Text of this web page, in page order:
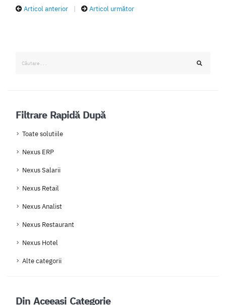
Articol anterior | Articol următor
Filtrare Rapidă După
Toate solutiile
Nexus ERP
Nexus Salarii
Nexus Retail
Nexus Analist
Nexus Restaurant
Nexus Hotel
Alte categorii
Din Aceeași Categorie